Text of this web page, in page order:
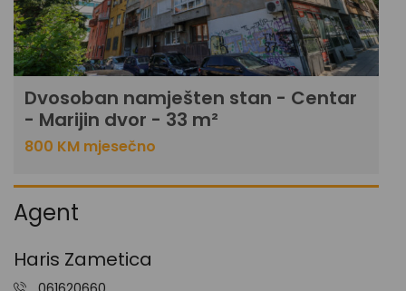
Dvosoban namješten stan - Centar
- Marijin dvor - 33 m²
800 KM mjesečno
Agent
Haris Zametica